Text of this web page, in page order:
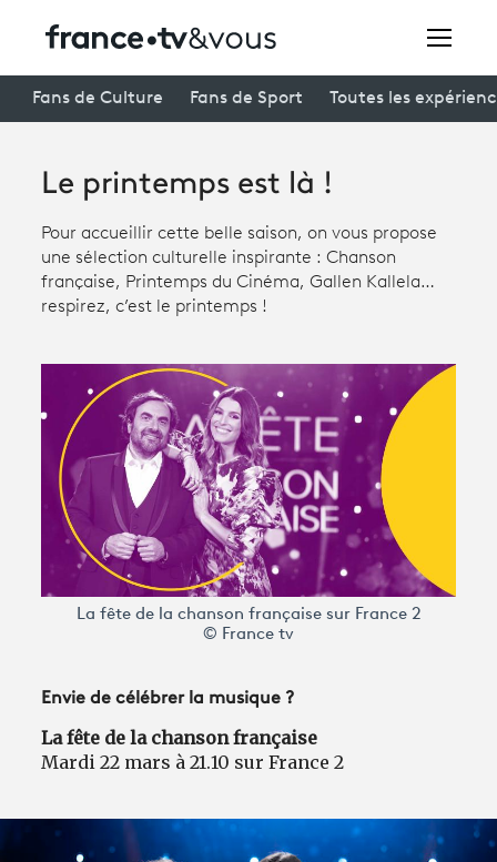
connexion
Avantages fidélité
Festivals
Creators
À la une
À votre écoute
Productions et innovation
Programme tv
Fans de Culture Fans de Sport Toutes les
Le printemps est là !
Pour accueillir cette belle saison, on vous propose
une sélection culturelle inspirante : Chanson
française, Printemps du Cinéma, Gallen Kallela…
respirez, c’est le printemps !
La fête de la chanson française sur France 2
© France tv
Envie de célébrer la musique ?
La fête de la chanson française
Mardi 22 mars à 21.10 sur France 2